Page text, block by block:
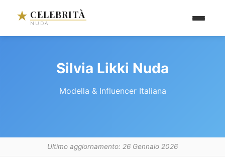
CELEBRITÀ
NUDA
Silvia Likki Nuda
Modella & Influencer Italiana
Ultimo aggiornamento: 26 Gennaio 2026